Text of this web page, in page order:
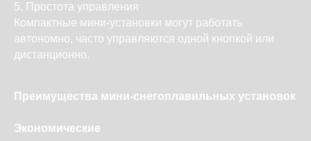
5. Простота управления
Компактные мини-установки могут работать
автономно, часто управляются одной кнопкой или
дистанционно.
Преимущества мини-снегоплавильных установок
Экономические